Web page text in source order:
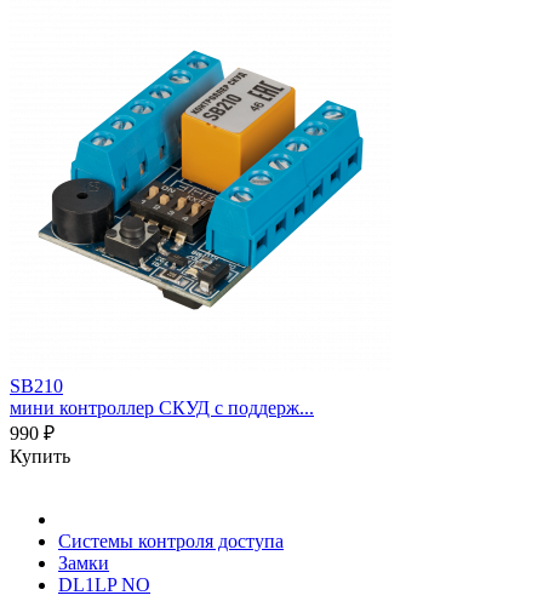
SB210
мини контроллер СКУД с поддерж...
990 ₽
Купить
Системы контроля доступа
Замки
DL1LP NO